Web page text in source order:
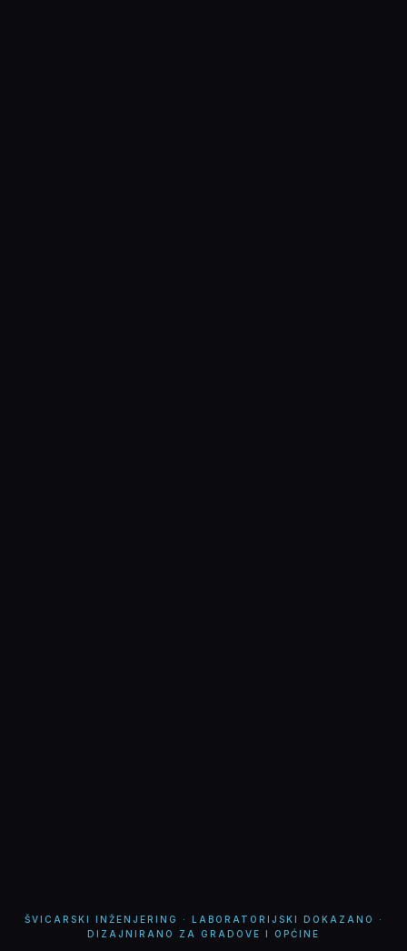
ŠVICARSKI INŽENJERING · LABORATORIJSKI DOKAZANO ·
DIZAJNIRANO ZA GRADOVE I OPĆINE